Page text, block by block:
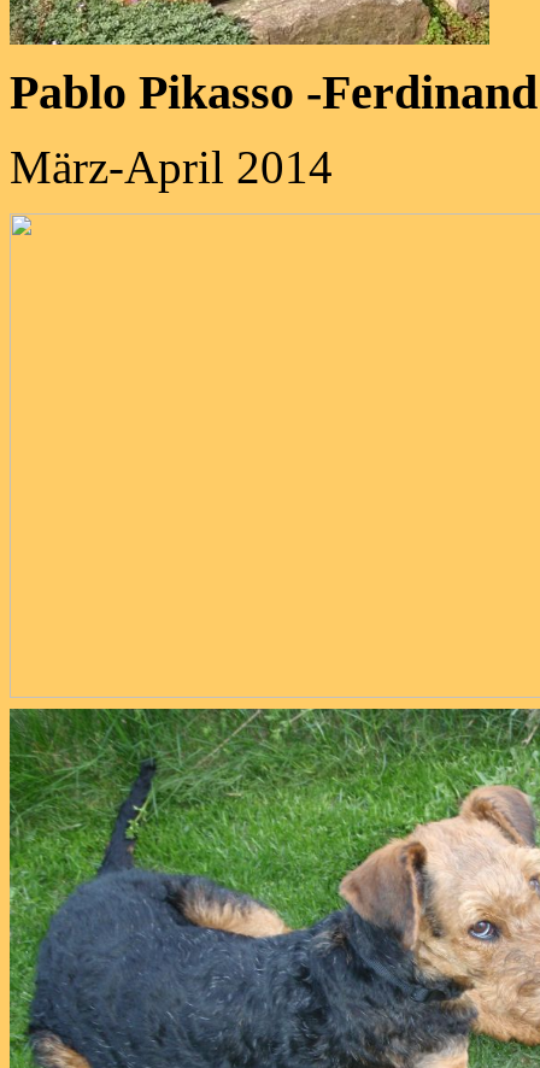
Pablo Pikasso -Ferdinand
März-April 2014